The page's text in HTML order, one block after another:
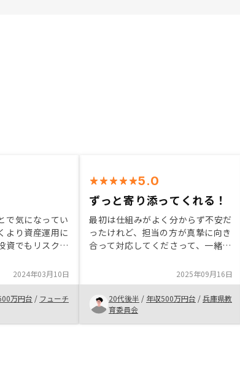
で気になってい
より資産運用に
資でもリスクの
ングで広告を見
くれた方々の対
、会社の規模、
ーさんに決め
や質問でも納
2024年03月10日
万円台 / フューチ
5.0
ずっと寄り添ってくれる！
最初は仕組みがよく分からず不安だ
ったけれど、担当の方が真摯に向き
合って対応してくださって、一緒に
した。これから購入をしようか迷っ
ている方は、分からないところを遠
慮なくリノシーさんにきいて、判断
することがおすすめです！きっと無
理矢理はなく寄り添って対応してく
2025年09月16日
20代後半 / 年収500万円台 /兵庫県教
育委員会